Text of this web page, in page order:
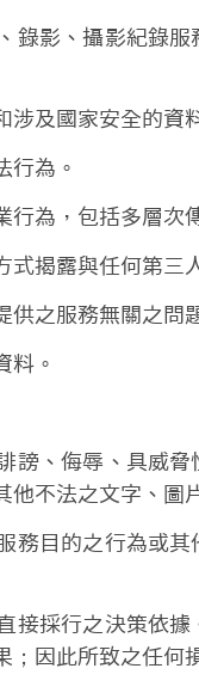
錄影、攝影紀錄
涉及國家安全的資
行為。
行為，包括多層次
式揭露與任何第三
供之服務無關之問
料。
謗、侮辱、具威脅
不法之文字、圖
務目的之行為或
接採行之決策依
因此所致之任何